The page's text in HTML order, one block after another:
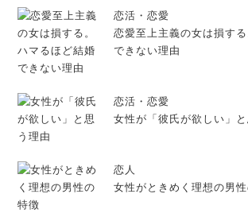
恋活・恋愛
恋愛至上主義の女は損す
できない理由
恋活・恋愛
女性が「彼氏が欲しい」
恋人
女性がときめく理想の男